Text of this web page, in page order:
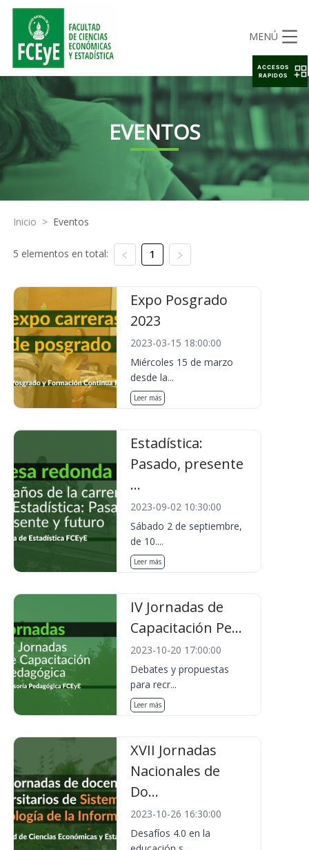
MENÚ
EVENTOS
Inicio > Eventos
5 elementos en total: 1
Expo Posgrado
2023
2023-03-15 18:00:00
Miércoles 15 de marzo
desde la...
Leer más
Estadística:
Pasado, presente
...
2023-09-02 10:30:00
Sábado 2 de septiembre,
de 10....
Leer más
IV Jornadas de
Capacitación Pe...
2023-10-20 17:00:00
Debates y propuestas
para recr...
Leer más
XVII Jornadas
Nacionales de
Do...
2023-10-26 16:30:00
Desafíos 4.0 en la
ACCESOS
RAPIDOS